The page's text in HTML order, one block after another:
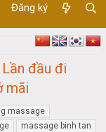
Đăng ký
Lần đầu đi
mãi
massage
massage binh tan